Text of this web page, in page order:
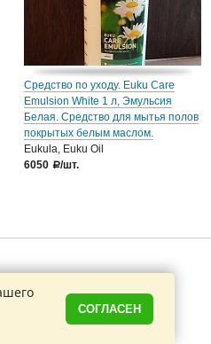
Средство по уходу. Euku Care
Emulsion White 1 л, Эмульсия
Белая. Средство для мытья полов
покрытых белым маслом.
Eukula, Euku Oil
6050
a/шт.
СОГЛАСЕН